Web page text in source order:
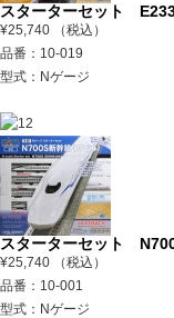
スターターセット
¥25,740 （税込）
品番：10-019
型式：Nゲージ
スターターセット
¥25,740 （税込）
品番：10-001
型式：Nゲージ